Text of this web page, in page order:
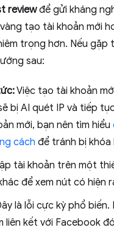
reviewđể gửi kháng
tạo tài khoản mới
trọng hơn. Nếu gặp
sau:
Việc tạo tài khoản
bị AI quét IP và tiếp
mới, bạn nên tìm hiểu
cách để tránh bị khóa
tài khoản trên một
để xem nút có hiện
là lỗi cực kỳ phổ biến.
liên kết với Facebook